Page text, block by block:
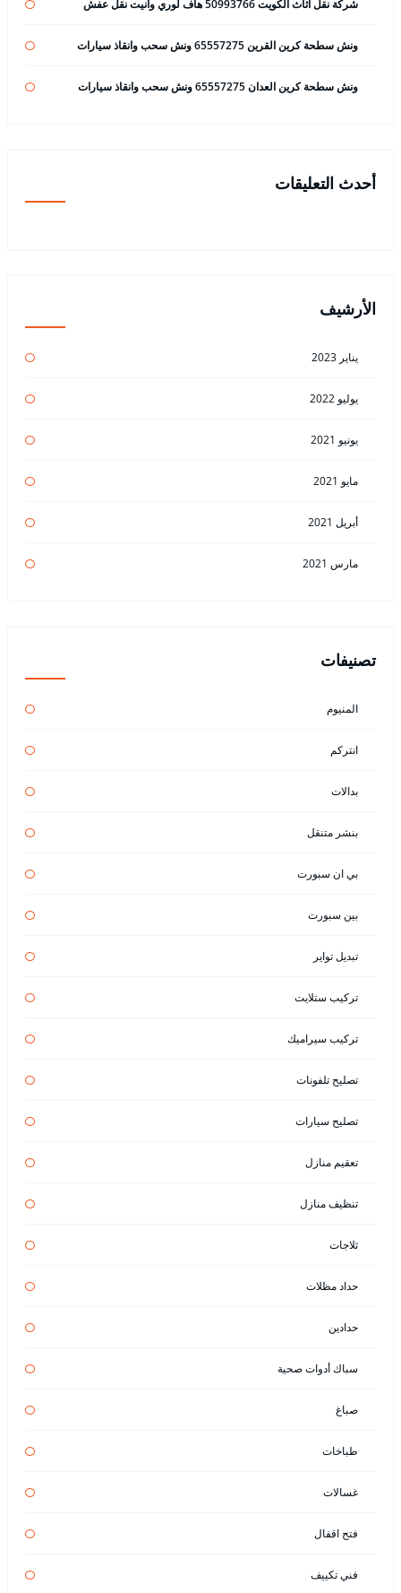
شركة نقل اثاث الكويت 50993766 هاف لوري وانيت نقل عفش
ونش سطحة كرين القرين 65557275 ونش سحب وانقاذ سيارات
ونش سطحة كرين العدان 65557275 ونش سحب وانقاذ سيارات
أحدث التعليقات
الأرشيف
يناير 2023
يوليو 2022
يونيو 2021
مايو 2021
أبريل 2021
مارس 2021
تصنيفات
المنيوم
انتركم
بدالات
بنشر متنقل
بي ان سبورت
بين سبورت
تبديل تواير
تركيب ستلايت
تركيب سيراميك
تصليح تلفونات
تصليح سيارات
تعقيم منازل
تنظيف منازل
ثلاجات
حداد مظلات
حدادين
سباك أدوات صحية
صباغ
طباخات
غسالات
فتح اقفال
فني تكييف